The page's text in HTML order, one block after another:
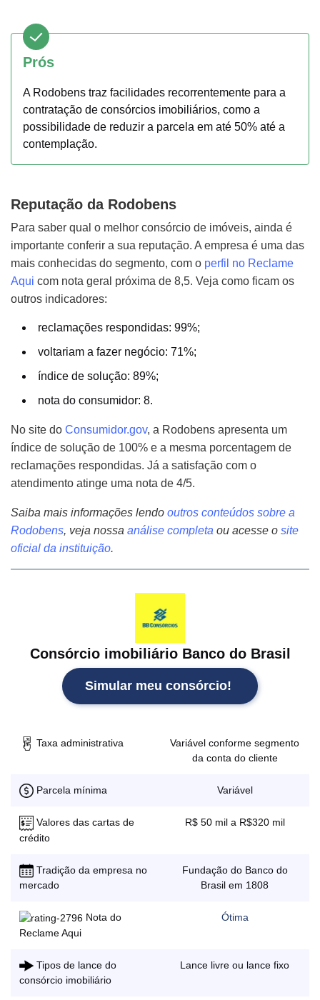
Prós
A Rodobens traz facilidades recorrentemente para a
contratação de consórcios imobiliários, como a
possibilidade de reduzir a parcela em até 50% até a
contemplação.
Reputação da Rodobens
Para saber qual o melhor consórcio de imóveis, ainda é
importante conferir a sua reputação. A empresa é uma das
mais conhecidas do segmento, com o perfil no Reclame
Aqui com nota geral próxima de 8,5. Veja como ficam os
outros indicadores:
reclamações respondidas: 99%;
voltariam a fazer negócio: 71%;
índice de solução: 89%;
nota do consumidor: 8.
No site do Consumidor.gov, a Rodobens apresenta um
índice de solução de 100% e a mesma porcentagem de
reclamações respondidas. Já a satisfação com o
atendimento atinge uma nota de 4/5.
Saiba mais informações lendo outros conteúdos sobre a
Rodobens, veja nossa análise completa ou acesse o site
oficial da instituição.
Consórcio imobiliário Banco do Brasil
Simular meu consórcio!
Taxa administrativa
Variável conforme segmento
da conta do cliente
Parcela mínima Variável
Valores das cartas de
crédito
R$ 50 mil a R$320 mil
Tradição da empresa no
mercado
Fundação do Banco do
Brasil em 1808
Nota do
Reclame Aqui
Ótima
Tipos de lance do
consórcio imobiliário
Lance livre ou lance fixo